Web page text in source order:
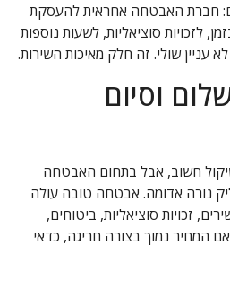
חברת האבטחה אחראית להעסקת
לזכויות סוציאליות, לשעות נוספות
עניין שולי. זה חלק מאיכות השירות.
וסיום
חשוב, אבל בתחום האבטחה
נורה אדומה. אבטחה טובה עולה
זכויות סוציאליות, ביטוחים,
אם המחיר נמוך בצורה חריגה, כדאי